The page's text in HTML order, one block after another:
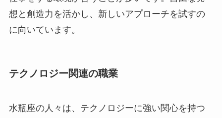
想と創造力を活かし、新しいアプローチを試すの
に向いています。
テクノロジー関連の職業
水瓶座の人々は、テクノロジーに強い関心を持つ